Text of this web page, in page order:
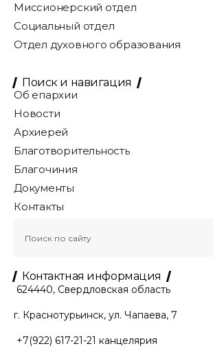
Миссионерский отдел
Социальный отдел
Отдел духовного образования
Поиск и навигация
Об епархии
Новости
Архиерей
Благотворительность
Благочиния
Документы
Контакты
Контактная информация
624440, Свердловская область
г. Краснотурьинск, ул. Чапаева, 7
+7(922) 617-21-21 канцелярия